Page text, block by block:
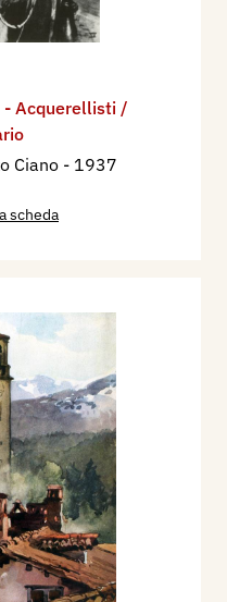
- Acquerellisti /
Ciano - 1937
scheda